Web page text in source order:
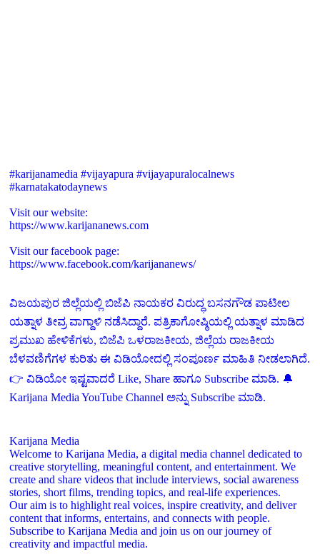
#karijanamedia #vijayapura #vijayapuralocalnews
#karnatakatodaynews
Visit our website:
https://www.karijananews.com
Visit our facebook page:
https://www.facebook.com/karijananews/
ವಿಜಯಪುರ ಜಿಲ್ಲೆಯಲ್ಲಿ ಬಿಜೆಪಿ ನಾಯಕರ ವಿರುದ್ಧ ಬಸನಗೌಡ ಪಾಟೀಲ
ಯತ್ನಾಳ ತೀವ್ರ ವಾಗ್ದಾಳಿ ನಡೆಸಿದ್ದಾರೆ. ಪತ್ರಿಕಾಗೋಷ್ಠಿಯಲ್ಲಿ ಯತ್ನಾಳ ಮಾಡಿದ
ಪ್ರಮುಖ ಹೇಳಿಕೆಗಳು, ಬಿಜೆಪಿ ಒಳರಾಜಕೀಯ, ಜಿಲ್ಲೆಯ ರಾಜಕೀಯ
ಬೆಳವಣಿಗೆಗಳ ಕುರಿತು ಈ ವಿಡಿಯೋದಲ್ಲಿ ಸಂಪೂರ್ಣ ಮಾಹಿತಿ ನೀಡಲಾಗಿದೆ.
👉 ವಿಡಿಯೋ ಇಷ್ಟವಾದರೆ Like, Share ಹಾಗೂ Subscribe ಮಾಡಿ. 🔔
Karijana Media YouTube Channel ಅನ್ನು Subscribe ಮಾಡಿ.
Karijana Media
Welcome to Karijana Media, a digital media channel dedicated to
creative storytelling, meaningful content, and entertainment. We
create and share videos that include interviews, social awareness
stories, short films, trending topics, and real-life experiences.
Our aim is to highlight real voices, inspire creativity, and deliver
content that informs, entertains, and connects with people.
Subscribe to Karijana Media and join us on our journey of
creativity and impactful media.